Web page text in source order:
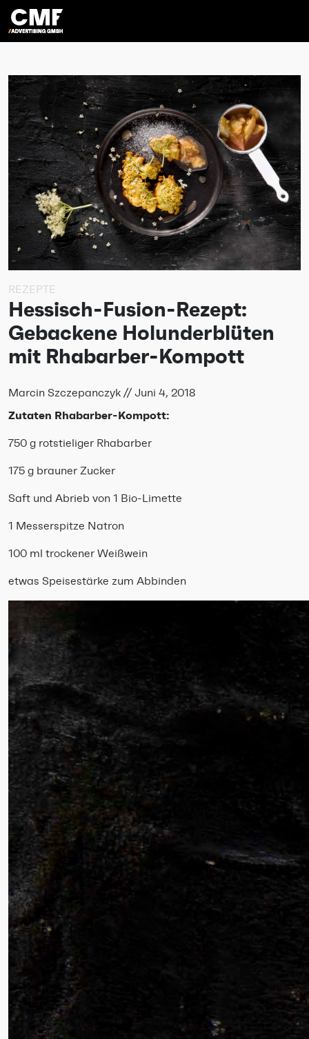
REZEPTE
Hessisch-Fusion-Rezept:
Gebackene Holunderblüten
mit Rhabarber-Kompott
Marcin Szczepanczyk // Juni 4, 2018
Zutaten Rhabarber-Kompott:
750 g rotstieliger Rhabarber
175 g brauner Zucker
Saft und Abrieb von 1 Bio-Limette
1 Messerspitze Natron
100 ml trockener Weißwein
etwas Speisestärke zum Abbinden